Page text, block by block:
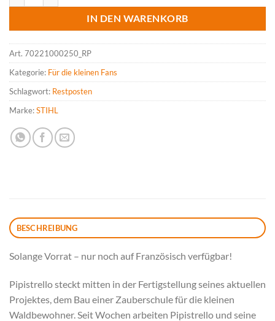
IN DEN WARENKORB
Art. 70221000250_RP
Kategorie: Für die kleinen Fans
Schlagwort: Restposten
Marke:STIHL
BESCHREIBUNG
Solange Vorrat – nur noch auf Französisch verfügbar!
Pipistrello steckt mitten in der Fertigstellung seines aktuellen
Projektes, dem Bau einer Zauberschule für die kleinen
Waldbewohner. Seit Wochen arbeiten Pipistrello und seine